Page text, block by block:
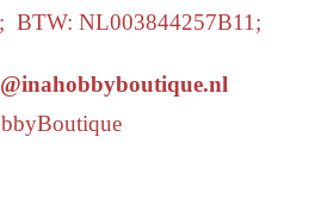
BTW: NL003844257B11;